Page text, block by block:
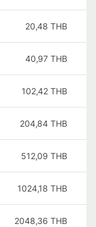
20,48 THB
40,97 THB
102,42 THB
204,84 THB
512,09 THB
1024,18 THB
2048,36 THB